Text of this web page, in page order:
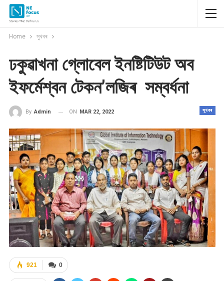
Home সুখবৰ
ঢকুৱাখনা গ্লোবেল ইনষ্টিটিউট অব
ইফৰ্মেশ্বন টেকন’লজিৰ সম্বৰ্ধনা
সুখবৰ
By Admin ON MAR 22, 2022
0
921